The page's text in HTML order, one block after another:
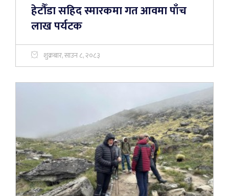
हेटौँडा सहिद स्मारकमा गत आवमा पाँच
लाख पर्यटक
शुक्रबार, साउन ८, २०८३